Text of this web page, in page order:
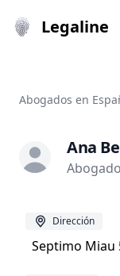
Legaline
Abogados en
Ana
Dirección
Septimo Miau